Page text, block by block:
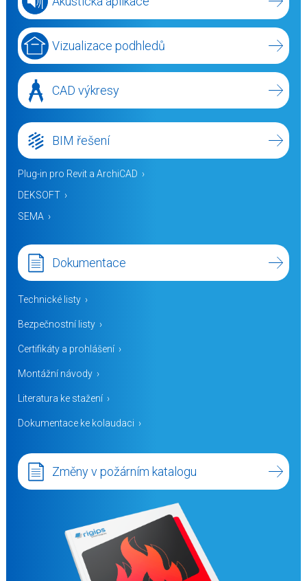
Vizualizace podhledů
CAD výkresy
BIM řešení
Plug-in pro Revit a ArchiCAD
DEKSOFT
SEMA
Dokumentace
Technické listy
Bezpečnostní listy
Certifikáty a prohlášení
Montážní návody
Literatura ke stažení
Dokumentace ke kolaudaci
Změny v požárním katalogu